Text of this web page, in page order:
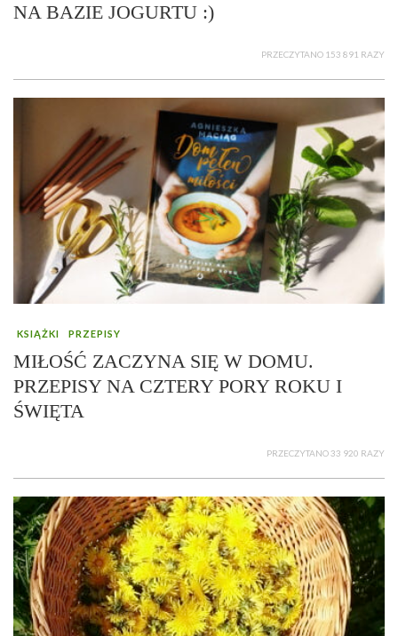
NA BAZIE JOGURTU :)
PRZECZYTANO 153 891 RAZY
KSIĄŻKI PRZEPISY
MIŁOŚĆ ZACZYNA SIĘ W DOMU.
PRZEPISY NA CZTERY PORY ROKU I
ŚWIĘTA
PRZECZYTANO 33 920 RAZY